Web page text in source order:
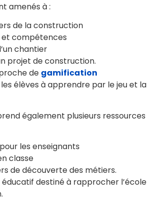
amenés à :
de la construction
et compétences
chantier
projet de construction.
de gamification
élèves à apprendre par le jeu et la
également plusieurs ressources
les enseignants
classe
de découverte des métiers.
éducatif destiné à rapprocher l’école